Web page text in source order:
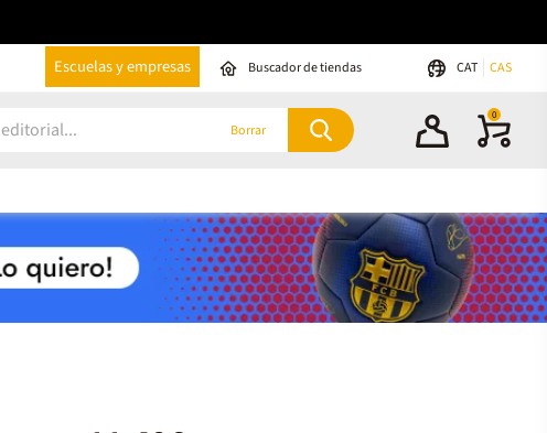
Escuelas y empresas Buscador de tiendas CAT CAS
Borrar
0